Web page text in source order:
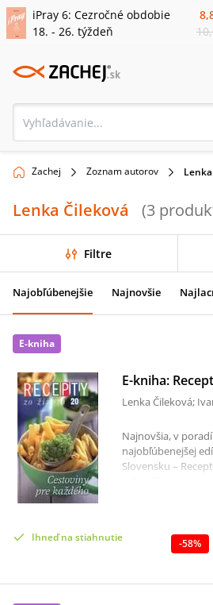
iPray 6: Cezročné obdobie
18. - 26. týždeň
Zachej Zoznam autorov
Lenka Čileková (3
Filtre
Najobľúbenejšie Najnovšie
E-kniha
E-kniha:
Lenka Čileková;
Najnovšia, v
najobľúbenejšej
Slovensku –
venuje
Od plnených a
cestoviny si tu
tradičnejšie
Ihneď na stiahnutie -58%